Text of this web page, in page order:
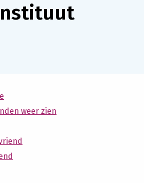
weer zien